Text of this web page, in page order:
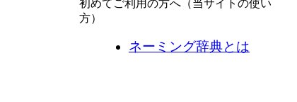
初めてご利用の方へ（当サイトの使い
方）
ネーミング辞典とは